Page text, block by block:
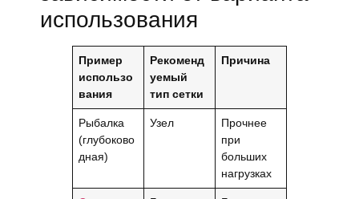
использования
Пример
использо
вания
Рекоменд
уемый
тип сетки
Причина
Рыбалка
(глубоково
дная)
Узел
Прочнее
при
больших
нагрузках